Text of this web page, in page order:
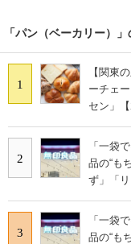
「パン（ベーカリー）
1
【関東
ーチェ
セン」
2
「一袋
品の“も
ず」「リ
3
「一袋
品の“も